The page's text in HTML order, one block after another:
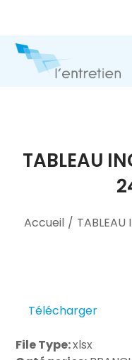
TABLEAU
Accueil / TABLEAU
Télécharger
File Type:xlsx